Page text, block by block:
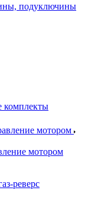
подуключины
комплекты
мотором
мотором
реверс